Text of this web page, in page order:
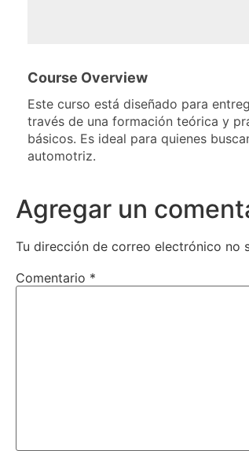
Course Overview
Este curso está diseñado para
través de una formación teórica y
básicos. Es ideal para quienes
automotriz.
Agregar un
Tu dirección de correo electrónico no
Comentario *